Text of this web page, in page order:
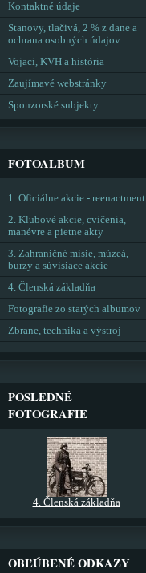
Kontaktné údaje
Stanovy, tlačivá, 2 % z dane a
ochrana osobných údajov
Vojaci, KVH a história
Zaujímavé webstránky
Sponzorské subjekty
FOTOALBUM
1. Oficiálne akcie - reenactment
2. Klubové akcie, cvičenia,
manévre a pietne akty
3. Zahraničné misie, múzeá,
burzy a súvisiace akcie
4. Členská základňa
Fotografie zo starých albumov
Zbrane, technika a výstroj
POSLEDNÉ
FOTOGRAFIE
4. Členská základňa
OBĽÚBENÉ ODKAZY